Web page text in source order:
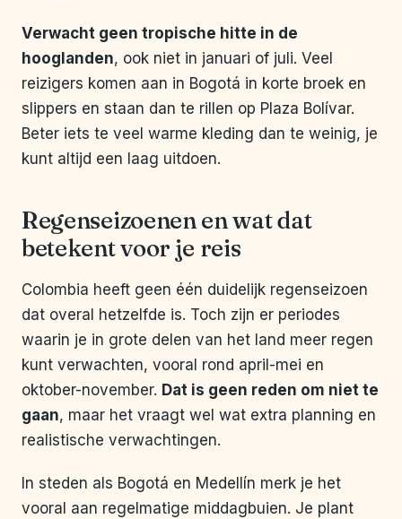
Verwacht geen tropische hitte in de
hooglanden, ook niet in januari of juli. Veel
reizigers komen aan in Bogotá in korte broek en
slippers en staan dan te rillen op Plaza Bolívar.
Beter iets te veel warme kleding dan te weinig, je
kunt altijd een laag uitdoen.
Regenseizoenen en wat dat
betekent voor je reis
Colombia heeft geen één duidelijk regenseizoen
dat overal hetzelfde is. Toch zijn er periodes
waarin je in grote delen van het land meer regen
kunt verwachten, vooral rond april-mei en
oktober-november. Dat is geen reden om niet te
gaan, maar het vraagt wel wat extra planning en
realistische verwachtingen.
In steden als Bogotá en Medellín merk je het
vooral aan regelmatige middagbuien. Je plant